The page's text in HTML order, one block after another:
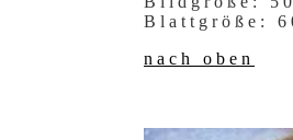
Blattgröße:
nach oben